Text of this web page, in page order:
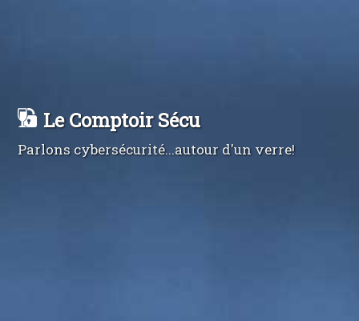
Le Comptoir Sécu
Parlons cybersécurité...autour d'un verre!